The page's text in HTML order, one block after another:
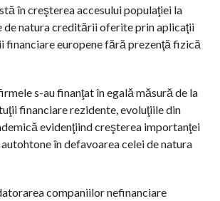
în creşterea accesului populaţiei la
de natura creditării oferite prin aplicaţii
financiare europene fără prezenţă fizică
s-au finanţat în egală măsură de la
financiare rezidente, evoluţiile din
evidenţiind creşterea importanţei
în defavoarea celei de natura
companiilor nefinanciare